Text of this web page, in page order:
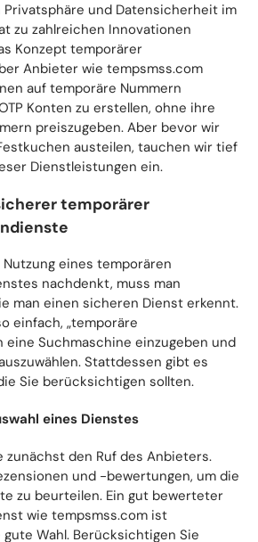
Privatsphäre und Datensicherheit im
zu zahlreichen Innovationen
Konzept temporärer
Anbieter wie tempsmss.com
auf temporäre Nummern
Konten zu erstellen, ohne ihre
preiszugeben. Aber bevor wir
austeilen, tauchen wir tief
Dienstleistungen ein.
temporärer
eines temporären
nachdenkt, muss man
man einen sicheren Dienst erkennt.
einfach, „temporäre
eine Suchmaschine einzugeben und
Stattdessen gibt es
Sie berücksichtigen sollten.
eines Dienstes
zunächst den Ruf des Anbieters.
und -bewertungen, um die
zu beurteilen. Ein gut bewerteter
wie tempsmss.com ist
Wahl. Berücksichtigen Sie